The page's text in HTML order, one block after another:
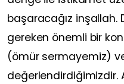
başaracağız inşallah.
gereken önemli bir
(ömür sermayemiz)
değerlendirdiğimizdir.